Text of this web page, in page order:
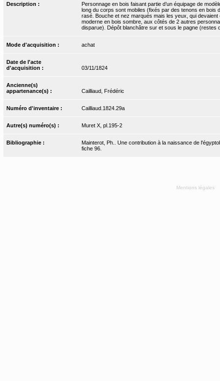
Description :
Personnage en bois faisant partie d’un équipage de
long du corps sont mobiles (fixés par des tenons en bois
rasé. Bouche et nez marqués mais les yeux, qui
moderne en bois sombre, aux côtés de 2 autres
disparue). Dépôt blanchâtre sur et sous le pagne (restes
Mode d'acquisition : achat
Date de l'acte
d'acquisition :
03/11/1824
Ancienne(s)
appartenance(s) :
Cailliaud, Frédéric
Numéro d'inventaire : Cailliaud.1824.29a
Autre(s) numéro(s) : Muret X, pl.195-2
Bibliographie :
Mainterot, Ph.. Une contribution à la naissance de
fiche 96.
Mentions légales